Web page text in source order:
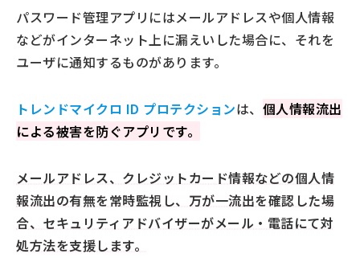
パスワード管理アプリにはメールアドレスや個人情報
などがインターネット上に漏えいした場合に、それを
ユーザに通知するものがあります。
トレンドマイクロ ID プロテクションは、 個人情報流出
による被害を防ぐアプリです。
メールアドレス、クレジットカード情報などの個人情
報流出の有無を常時監視し、万が一流出を確認した場
合、セキュリティアドバイザーがメール・電話にて対
処方法を支援します。